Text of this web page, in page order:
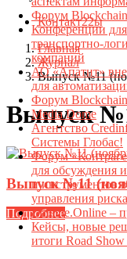
Форум
Конференции
транспортно-
компаний
АО «Апатит»
для
Форум
Media Dome
Агентство
Системы Глобас!
Форум
для обсуждения
и инструментов
управления
Datame.Online –
Кейсы, новые
итоги Road
Контакт22ы
Главная
Журнал
Выпуск №11
Выпуск
Выпуск №11
Подробнее